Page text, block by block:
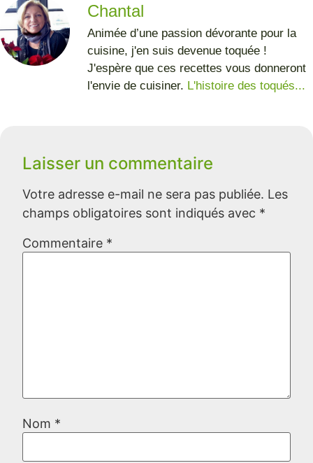
Chantal
Animée d’une passion dévorante pour la
cuisine, j'en suis devenue toquée !
J'espère que ces recettes vous donneront
l'envie de cuisiner. L'histoire des toqués...
Laisser un commentaire
Votre adresse e-mail ne sera pas publiée. Les
champs obligatoires sont indiqués avec *
Commentaire *
Nom *